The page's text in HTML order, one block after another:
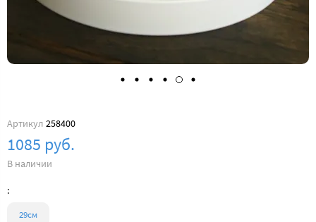
Артикул 258400
1085 руб.
В наличии
:
29см